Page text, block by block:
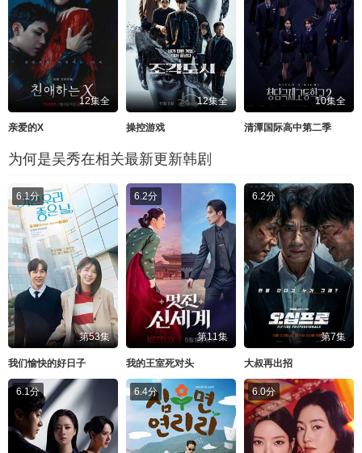
12集全
亲爱的X
12集全
操控游戏
10集全
清潭国际高中第二季
为何是吴秀在相关最新更新韩剧
6.1分
第53集
我们愉快的好日子
6.2分
第11集
我的王室死对头
6.2分
第7集
大叔再出招
6.1分 6.4分 6.0分